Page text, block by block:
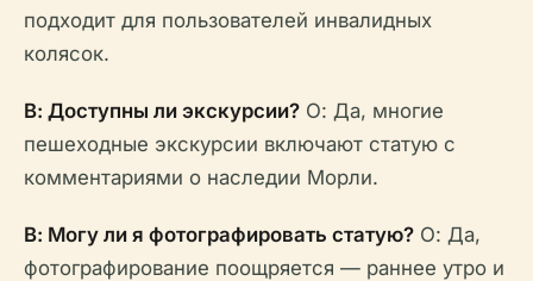
подходит для пользователей инвалидных
колясок.
В: Доступны ли экскурсии? О: Да, многие
пешеходные экскурсии включают статую с
комментариями о наследии Морли.
В: Могу ли я фотографировать статую? О: Да,
фотографирование поощряется — раннее утро и